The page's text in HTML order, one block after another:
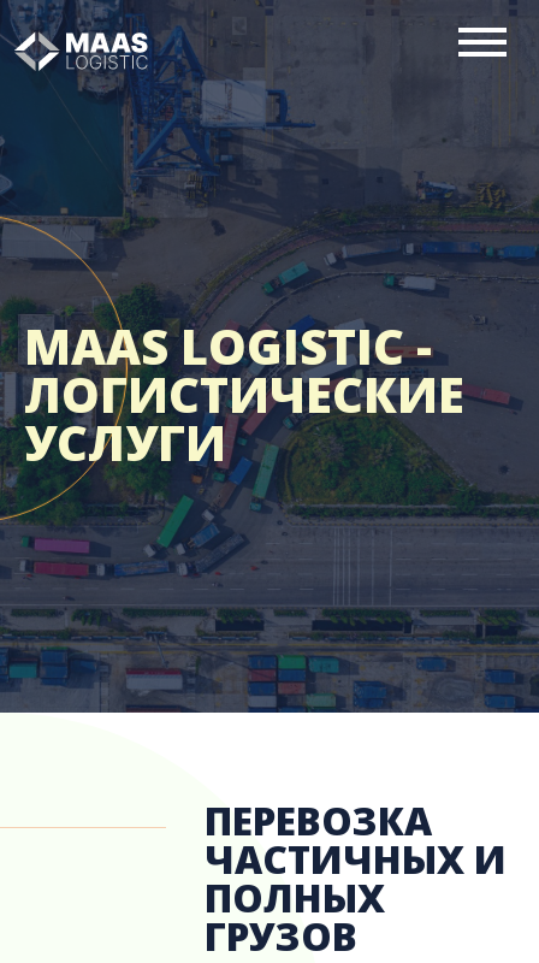
MAAS LOGISTIC -
ЛОГИСТИЧЕСКИЕ
УСЛУГИ
ПЕРЕВОЗКА
ЧАСТИЧНЫХ И
ПОЛНЫХ
ГРУЗОВ